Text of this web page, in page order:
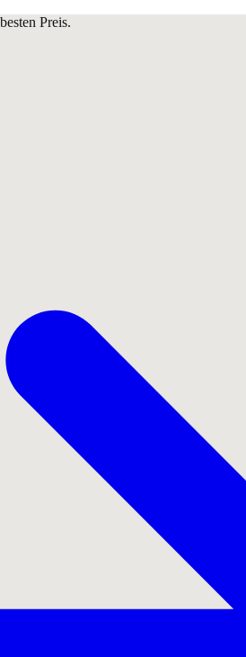
Preis.